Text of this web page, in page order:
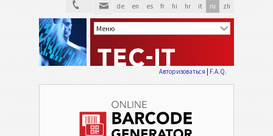
de en es fr hi hr it ru zh
Авторизоваться F.A.Q.